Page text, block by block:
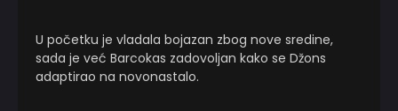
U početku je vladala bojazan zbog nove sredine,
sada je već Barcokas zadovoljan kako se Džons
adaptirao na novonastalo.